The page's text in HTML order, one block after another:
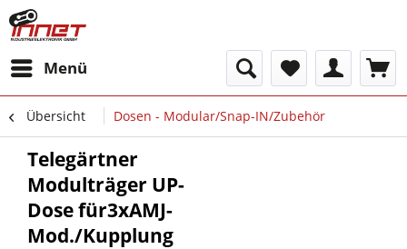
Menü
Übersicht Dosen - Modular/Snap-IN/Zubehör
Telegärtner
Modulträger UP-
Dose für3xAMJ-
Mod./Kupplung